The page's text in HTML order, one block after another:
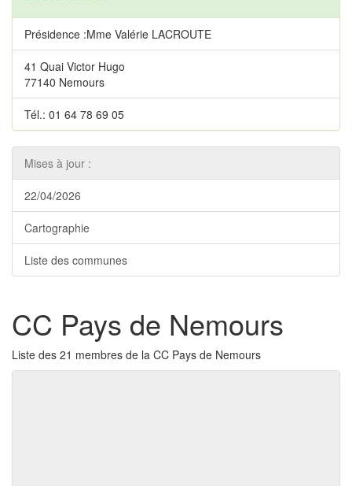
Présidence :Mme Valérie LACROUTE
41 Quai Victor Hugo
77140 Nemours
Tél.: 01 64 78 69 05
Mises à jour :
22/04/2026
Cartographie
Liste des communes
CC Pays de Nemours
Liste des 21 membres de la CC Pays de Nemours